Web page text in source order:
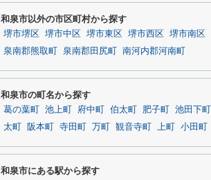
和泉市以外の市区町村から探す
堺市堺区 堺市中区 堺市東区 堺市西区 堺市南区
泉南郡熊取町
泉南郡田尻町 南河内郡河南町
和泉市の町名から探す
葛の葉町 池上町 府中町 伯太町 肥子町 池田下町
太町
阪本町 寺田町 万町 観音寺町 上町 小田町
和泉市にある駅から探す